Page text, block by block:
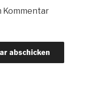
Kommentar